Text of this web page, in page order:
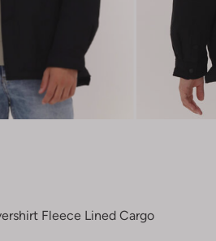
Fleece Lined Cargo